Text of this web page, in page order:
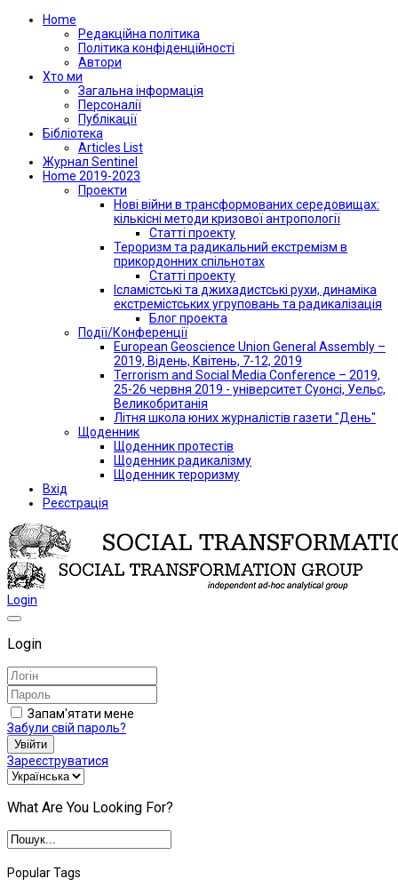
Home
Редакційна політика
Політика конфіденційності
Автори
Хто ми
Загальна інформація
Персоналії
Публікації
Бібліотека
Articles List
Журнал Sentinel
Home 2019-2023
Проекти
Нові війни в трансформованих середовищах:
кількісні методи кризової антропології
Статті проекту
Тероризм та радикальний екстремізм в
прикордонних спільнотах
Статті проекту
Ісламістські та джихадистські рухи, динаміка
екстремістських угруповань та радикалізація
Блог проекта
Події/Конференції
European Geoscience Union General Assembly –
2019, Відень, Квітень, 7-12, 2019
Terrorism and Social Media Conference – 2019,
25-26 червня 2019 - університет Суонсі, Уельс,
Великобританія
Літня школа юних журналістів газети "День"
Щоденник
Щоденник протестів
Щоденник радикалізму
Щоденник тероризму
Вхід
Реєстрація
Login
Login
Запам'ятати мене
Забули свій пароль?
Увійти
Зареєструватися
What Are You Looking For?
Popular Tags